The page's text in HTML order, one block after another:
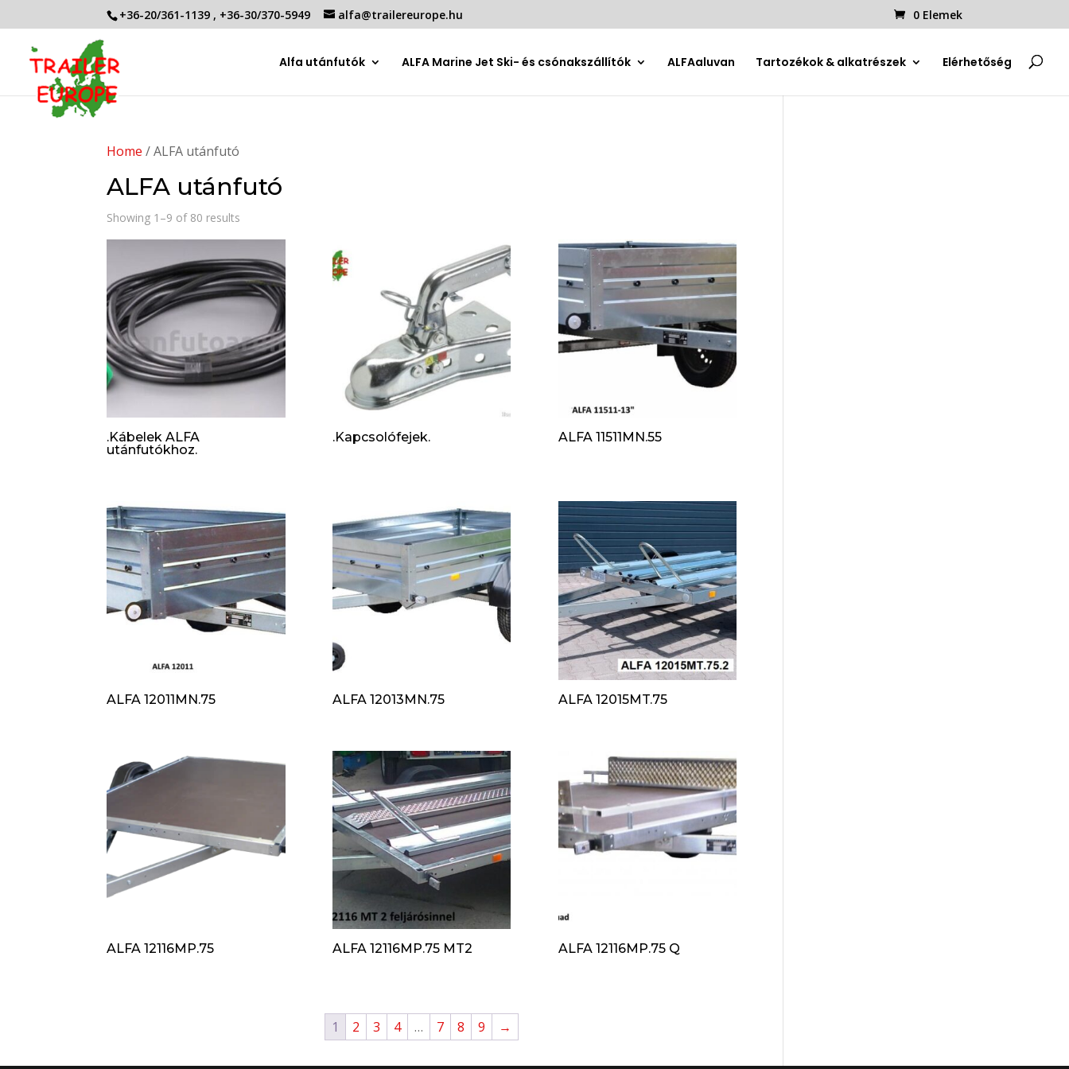
+36-20/361-1139 , +36-30/370-5949 alfa@trailereurope.hu 0 Elemek
Alfa utánfutók ALFA Marine Jet Ski- és csónakszállítók ALFAaluvan Tartozékok & alkatrészek Elérhetőség
Home / ALFA utánfutó
ALFA utánfutó
Showing 1–9 of 80 results
.Kábelek ALFA
utánfutókhoz.
.Kapcsolófejek. ALFA 11511MN.55
ALFA 12011MN.75 ALFA 12013MN.75 ALFA 12015MT.75
ALFA 12116MP.75 ALFA 12116MP.75 MT2 ALFA 12116MP.75 Q
1 2 3 4 … 7 8 9 →